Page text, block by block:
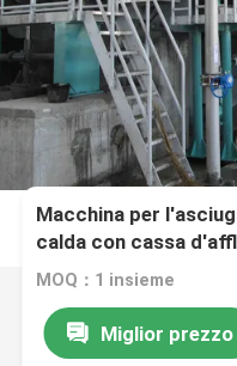
Macchina per
calda con cassa
inossidabile
MOQ：1 insieme
Miglior prezzo